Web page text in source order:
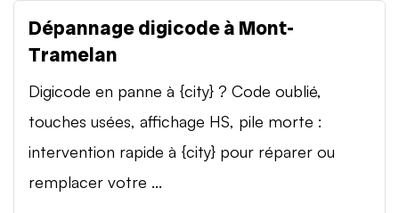
Dépannage digicode à Mont-
Tramelan
Digicode en panne à {city} ? Code oublié,
touches usées, affichage HS, pile morte :
intervention rapide à {city} pour réparer ou
remplacer votre ...